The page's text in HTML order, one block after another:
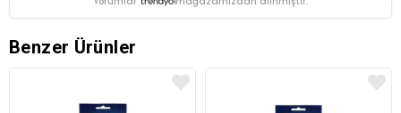
Benzer Ürünler